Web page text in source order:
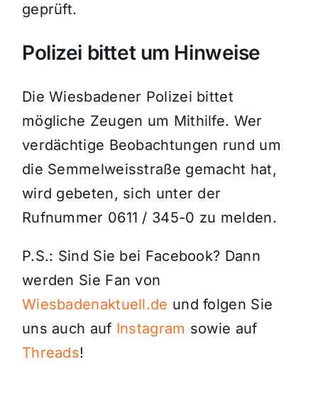
geprüft.
Polizei bittet um Hinweise
Die Wiesbadener Polizei bittet
mögliche Zeugen um Mithilfe. Wer
verdächtige Beobachtungen rund um
die Semmelweisstraße gemacht hat,
wird gebeten, sich unter der
Rufnummer 0611 / 345-0 zu melden.
P.S.: Sind Sie bei Facebook? Dann
werden Sie Fan von
Wiesbadenaktuell.de und folgen Sie
uns auch auf Instagram sowie auf
Threads!